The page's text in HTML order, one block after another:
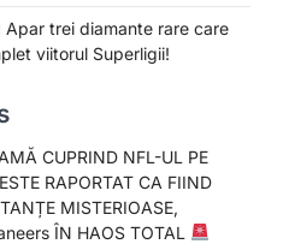
Apar trei diamante rare care
viitorul Superligii!
CUPRIND NFL-UL PE
RAPORTAT CA FIIND
MISTERIOASE,
ÎN HAOS TOTAL